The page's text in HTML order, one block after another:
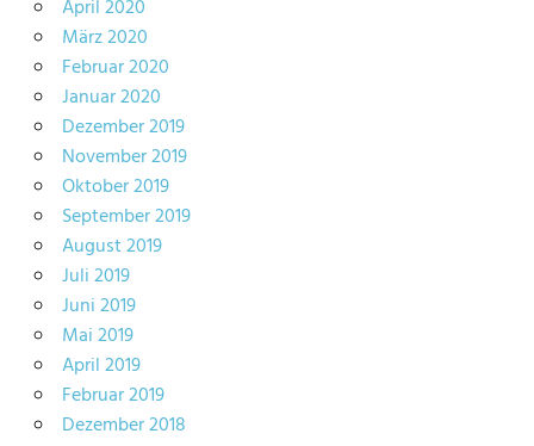
April 2020
März 2020
Februar 2020
Januar 2020
Dezember 2019
November 2019
Oktober 2019
September 2019
August 2019
Juli 2019
Juni 2019
Mai 2019
April 2019
Februar 2019
Dezember 2018